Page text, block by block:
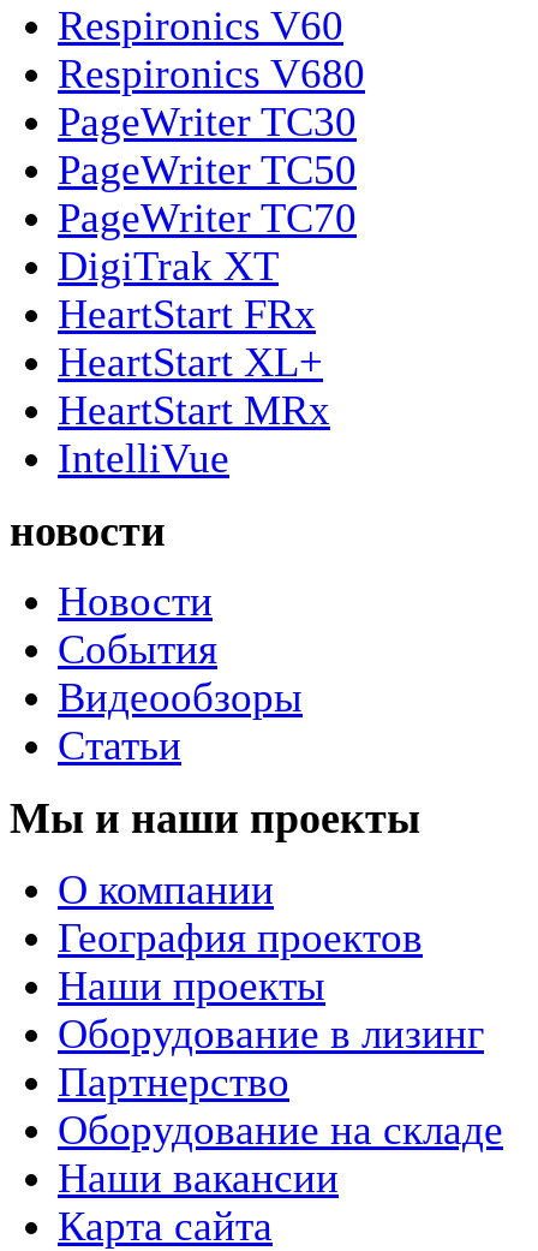
Respironics V60
Respironics V680
PageWriter TC30
PageWriter TC50
PageWriter TC70
DigiTrak XT
HeartStart FRx
HeartStart XL+
HeartStart MRx
IntelliVue
новости
Новости
События
Видеообзоры
Статьи
Мы и наши проекты
О компании
География проектов
Наши проекты
Оборудование в лизинг
Партнерство
Оборудование на складе
Наши вакансии
Карта сайта